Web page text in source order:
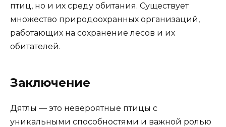
птиц, но и их среду обитания. Существует
множество природоохранных организаций,
работающих на сохранение лесов и их
обитателей.
Заключение
Дятлы — это невероятные птицы с
уникальными способностями и важной ролью